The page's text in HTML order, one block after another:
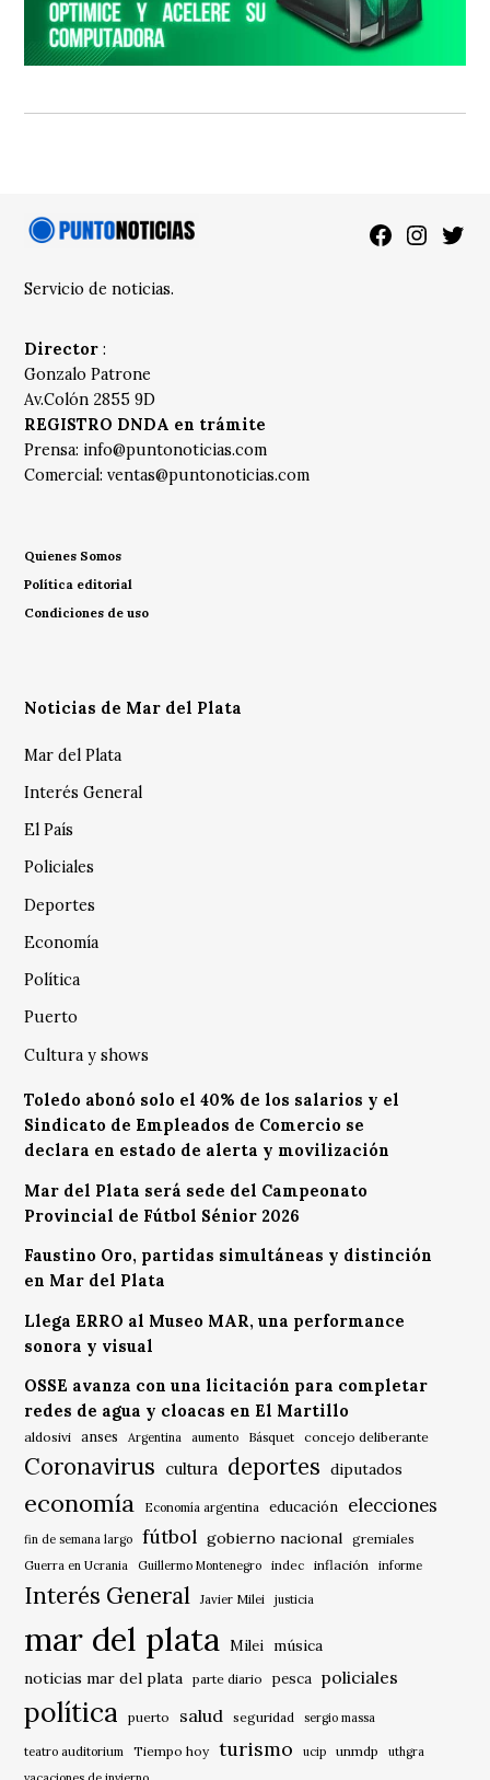
Facebook
Servicio de noticias.
Director :
Gonzalo Patrone
Av.Colón 2855 9D
REGISTRO DNDA en trámite
Prensa: info@puntonoticias.com
Comercial:ventas@puntonoticias.com
Quienes Somos
Política editorial
Condiciones de uso
Noticias de Mar del Plata
Mar del Plata
Interés General
El País
Policiales
Deportes
Economía
Política
Puerto
Cultura y shows
Toledo abonó solo el 40% de los salarios y el
Sindicato de Empleados de Comercio se
declara en estado de alerta y movilización
Mar del Plata será sede del Campeonato
Provincial de Fútbol Sénior 2026
Faustino Oro, partidas simultáneas y distinción
en Mar del Plata
Llega ERRO al Museo MAR, una performance
sonora y visual
OSSE avanza con una licitación para completar
redes de agua y cloacas en El Martillo
aldosivi anses Argentina aumento Básquet concejo deliberante
Coronavirus cultura deportes diputados
economía Economía argentina educación elecciones
fin de semana largo fútbol gobierno nacional gremiales
Guerra en Ucrania Guillermo Montenegro indec inflación informe
Interés General Javier Milei justicia
mar del plata Milei música
noticias mar del plata
parte diario pesca policiales
política puerto salud seguridad sergio massa
teatro auditorium Tiempo hoy turismo ucip unmdp
uthgra